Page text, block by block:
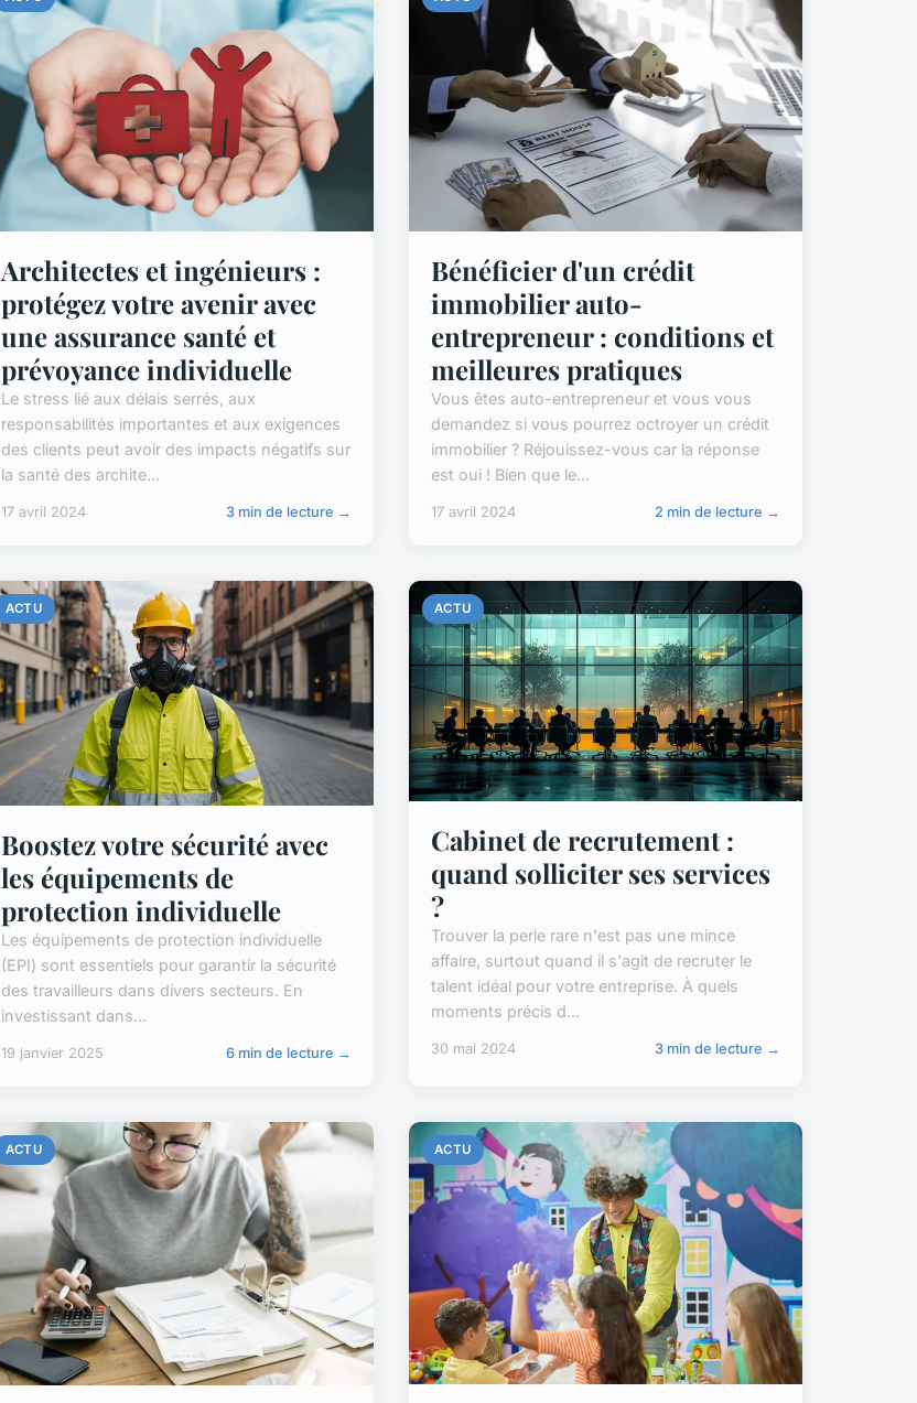
Architectes et ingénieurs :
protégez votre avenir avec
une assurance santé et
prévoyance individuelle
Le stress lié aux délais serrés, aux
responsabilités importantes et aux exigences
des clients peut avoir des impacts négatifs sur
la santé des archite...
17 avril 2024 3 min de lecture →
Bénéficier d'un crédit
immobilier auto-
entrepreneur : conditions et
meilleures pratiques
Vous êtes auto-entrepreneur et vous vous
demandez si vous pourrez octroyer un crédit
immobilier ? Réjouissez-vous car la réponse
est oui ! Bien que le...
17 avril 2024 2 min de lecture →
ACTU
Boostez votre sécurité avec
les équipements de
protection individuelle
Les équipements de protection individuelle
(EPI) sont essentiels pour garantir la sécurité
des travailleurs dans divers secteurs. En
investissant dans...
19 janvier 2025 6 min de lecture →
ACTU
Cabinet de recrutement :
quand solliciter ses services
?
Trouver la perle rare n'est pas une mince
affaire, surtout quand il s'agit de recruter le
talent idéal pour votre entreprise. À quels
moments précis d...
30 mai 2024 3 min de lecture →
ACTU ACTU